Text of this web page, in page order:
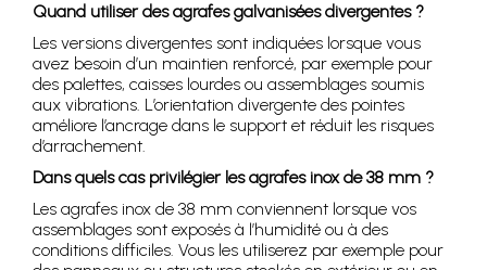
Quand utiliser des agrafes galvanisées divergentes ?
Les versions divergentes sont indiquées lorsque vous
avez besoin d’un maintien renforcé, par exemple pour
des palettes, caisses lourdes ou assemblages soumis
aux vibrations. L’orientation divergente des pointes
améliore l’ancrage dans le support et réduit les risques
d’arrachement.
Dans quels cas privilégier les agrafes inox de 38 mm ?
Les agrafes inox de 38 mm conviennent lorsque vos
assemblages sont exposés à l’humidité ou à des
conditions difficiles. Vous les utiliserez par exemple pour